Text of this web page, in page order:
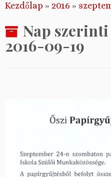
toKezdőlap » 2016 »
Nap
2016-09-19